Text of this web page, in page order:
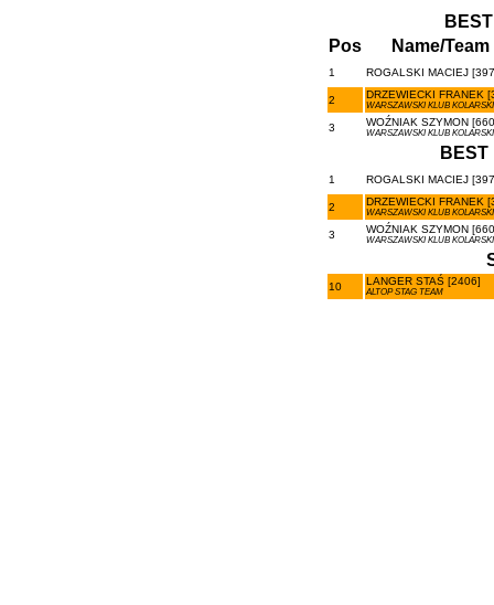
Pos
Name/Team
1 ROGALSKI MACIEJ
2 DRZEWIECKI FRANEK
WARSZAWSKI KLUB KOLARSKI
3 WOŹNIAK SZYMON
WARSZAWSKI KLUB KOLARSKI
BEST
1 ROGALSKI MACIEJ
2 DRZEWIECKI FRANEK
WARSZAWSKI KLUB KOLARSKI
3 WOŹNIAK SZYMON
WARSZAWSKI KLUB KOLARSKI
10 LANGER STAŚ [2406]
ALTOP STAG TEAM